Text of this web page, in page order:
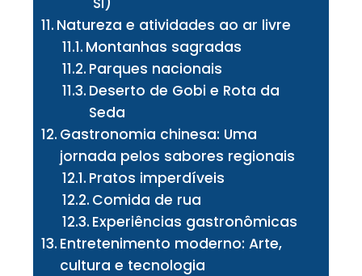
Natureza e atividades ao ar livre
Montanhas sagradas
Parques nacionais
Deserto de Gobi e Rota da
Seda
Gastronomia chinesa: Uma
jornada pelos sabores regionais
Pratos imperdíveis
Comida de rua
Experiências gastronômicas
Entretenimento moderno: Arte,
cultura e tecnologia